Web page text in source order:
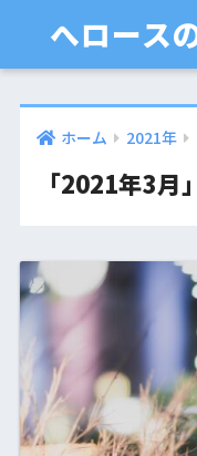
へロース
ホーム 2021年
「2021年3月